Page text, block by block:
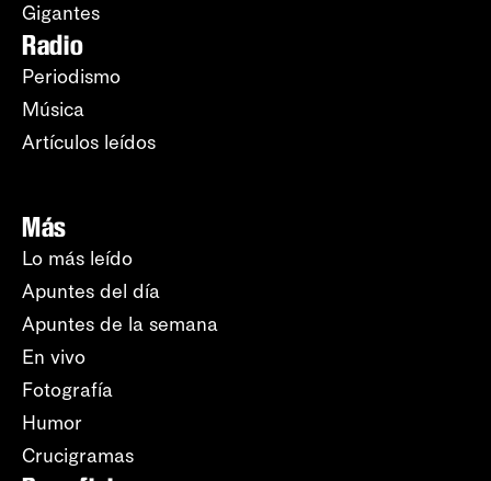
Gigantes
Radio
Periodismo
Música
Artículos leídos
Más
Lo más leído
Apuntes del día
Apuntes de la semana
En vivo
Fotografía
Humor
Crucigramas